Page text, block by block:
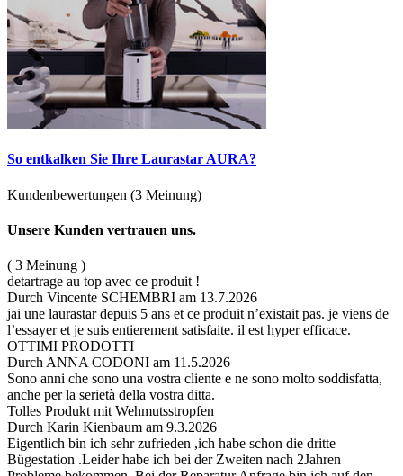
So entkalken Sie Ihre Laurastar AURA?
Kundenbewertungen (3 Meinung)
Unsere Kunden vertrauen uns.
( 3 Meinung )
detartrage au top avec ce produit !
Durch Vincente SCHEMBRI am 13.7.2026
jai une laurastar depuis 5 ans et ce produit n’existait pas. je viens de
l’essayer et je suis entierement satisfaite. il est hyper efficace.
OTTIMI PRODOTTI
Durch ANNA CODONI am 11.5.2026
Sono anni che sono una vostra cliente e ne sono molto soddisfatta,
anche per la serietà della vostra ditta.
Tolles Produkt mit Wehmutsstropfen
Durch Karin Kienbaum am 9.3.2026
Eigentlich bin ich sehr zufrieden ,ich habe schon die dritte
Bügestation .Leider habe ich bei der Zweiten nach 2Jahren